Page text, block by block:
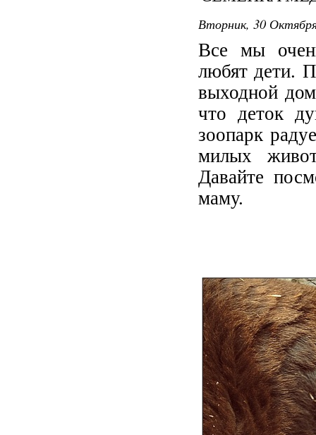
Вторник, 30
Все мы
любят дети.
выходной
что деток
зоопарк
милых
Давайте
маму.